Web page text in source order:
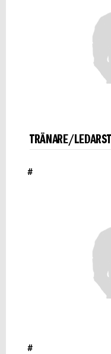
TRÄNARE/
#
#